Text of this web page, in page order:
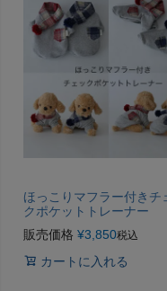
ほっこりマフラー付きチ
クポケットトレーナー
販売価格 ¥3,850税込
カートに入れる